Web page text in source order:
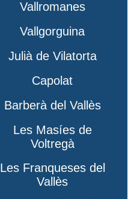
Vallromanes
Vallgorguina
Julià de Vilatorta
Capolat
Barberà del Vallès
Les Masíes de
Voltregà
Les Franqueses del
Vallès